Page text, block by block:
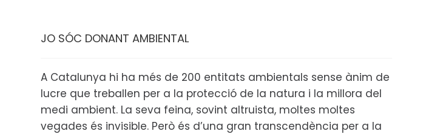
JO SÓC DONANT AMBIENTAL
A Catalunya hi ha més de 200 entitats ambientals sense ànim de
lucre que treballen per a la protecció de la natura i la millora del
medi ambient. La seva feina, sovint altruista, moltes moltes
vegades és invisible. Però és d’una gran transcendència per a la